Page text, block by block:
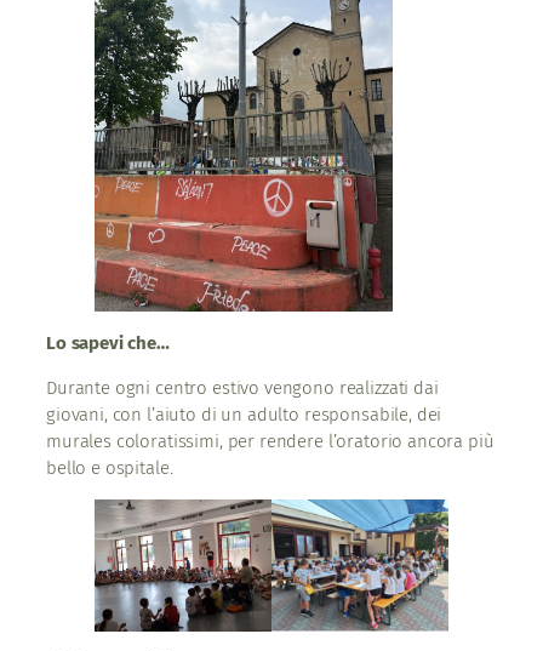
Lo sapevi che…
Durante ogni centro estivo vengono realizzati dai
giovani, con l’aiuto di un adulto responsabile, dei
murales coloratissimi, per rendere l’oratorio ancora più
bello e ospitale.